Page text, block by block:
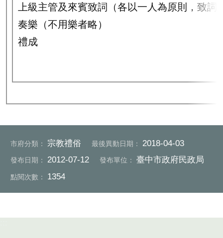
上級主管及來賓致詞（各以一人為原則，致詞
奏樂（不用樂者略）
禮成
市府分類： 宗教禮俗 最後異動日期： 2018-04-03
發布日期： 2012-07-12 發布單位： 臺中市政府民政局
點閱次數： 1354